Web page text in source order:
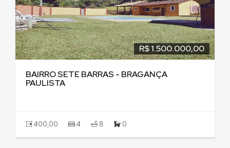
R$ 1.500.000,00
BAIRRO SETE BARRAS - BRAGANÇA
PAULISTA
400,00 4 8 0